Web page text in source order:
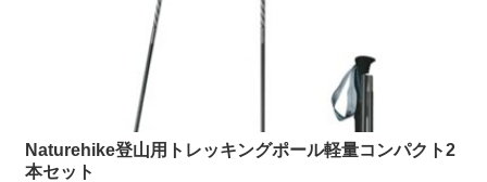
Naturehike登山用トレッキングポール軽量コンパクト2
本セット